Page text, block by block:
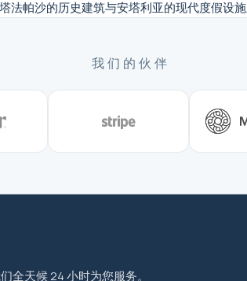
帕沙的历史建筑与安塔利亚的现代度假设施
我们的伙伴
天候 24 小时为您服务。